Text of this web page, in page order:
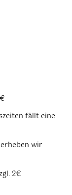
fällt eine
wir
2€